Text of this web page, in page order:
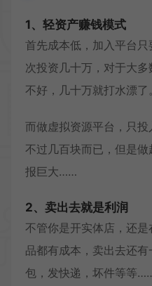
1、轻资产赚钱模式
首先成本低，加入平台
次投资几十万，对于大
不好，几十万就打水漂了。
而做虚拟资源平台，只
不过几百块而已，但是
报巨大……
2、卖出去就是利润
不管你是开实体店，还
品都有成本，卖出去还
包，发快递，坏件等等